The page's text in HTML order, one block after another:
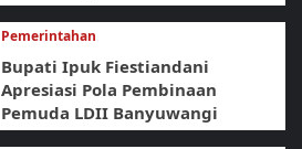
Pemerintahan
Bupati Ipuk Fiestiandani
Apresiasi Pola Pembinaan
Pemuda LDII Banyuwangi